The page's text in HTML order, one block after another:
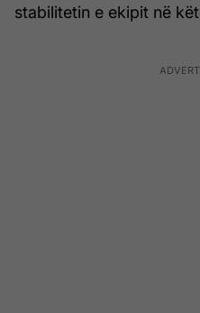
stabilitetin e ekipit në